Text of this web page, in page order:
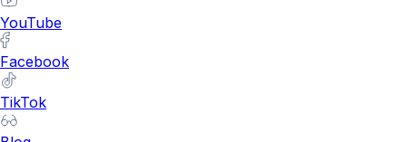
YouTube
Facebook
TikTok